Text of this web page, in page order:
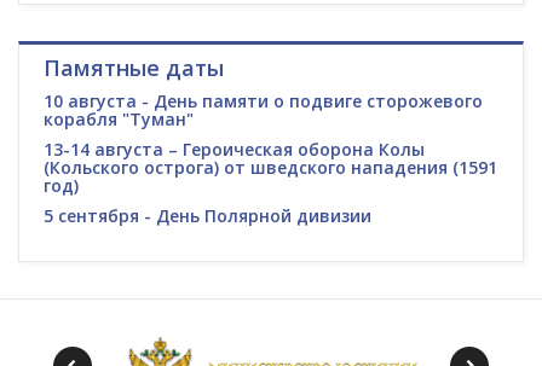
Памятные даты
10 августа - День памяти о подвиге сторожевого
корабля "Туман"
13-14 августа – Героическая оборона Колы
(Кольского острога) от шведского нападения (1591
год)
5 сентября - День Полярной дивизии